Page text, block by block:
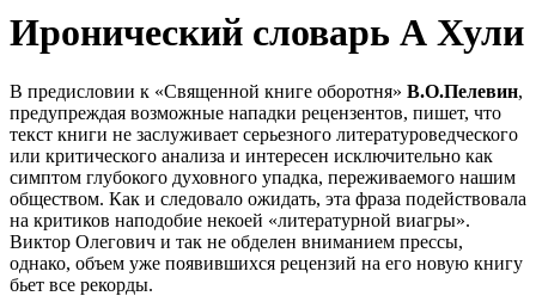
Иронический словарь А Хули
В предисловии к «Священной книге оборотня» В.О.Пелевин,
предупреждая возможные нападки рецензентов, пишет, что
текст книги не заслуживает серьезного литературоведческого
или критического анализа и интересен исключительно как
симптом глубокого духовного упадка, переживаемого нашим
обществом. Как и следовало ожидать, эта фраза подействовала
на критиков наподобие некоей «литературной виагры».
Виктор Олегович и так не обделен вниманием прессы,
однако, объем уже появившихся рецензий на его новую книгу
бьет все рекорды.